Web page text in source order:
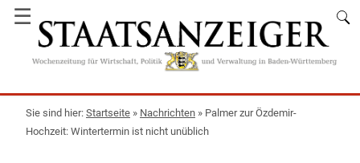
☰
Startseite » Nachrichten » Palmer zur Özdemir-
Hochzeit: Wintertermin ist nicht unüblich